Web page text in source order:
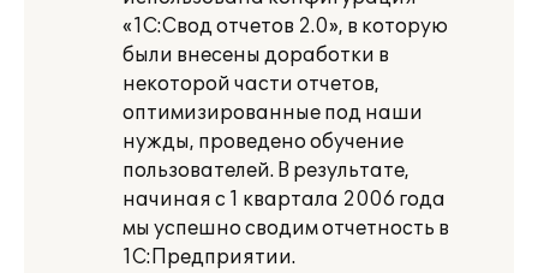
«1С:Свод отчетов 2.0», в которую
были внесены доработки в
некоторой части отчетов,
оптимизированные под наши
нужды, проведено обучение
пользователей. В результате,
начиная с 1 квартала 2006 года
мы успешно сводим отчетность в
1С:Предприятии.